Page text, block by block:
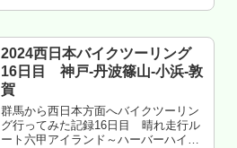
2024西日本バイクツーリング
16日目 神戸-丹波篠山-小浜-敦
賀
群馬から西日本方面へバイクツーリン
グ行ってみた記録16日目 晴れ走行ル
ート六甲アイランド～ハーバーハイウ